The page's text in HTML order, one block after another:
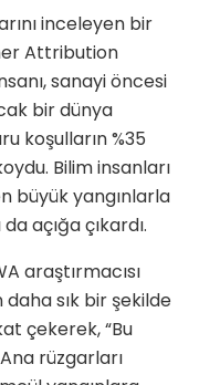
inceleyen bir
Attribution
sanayi öncesi
bir dünya
koşulların %35
Bilim insanları
büyük yangınlarla
açığa çıkardı.
araştırmacısı
daha sık bir şekilde
çekerek, “Bu
rüzgarları